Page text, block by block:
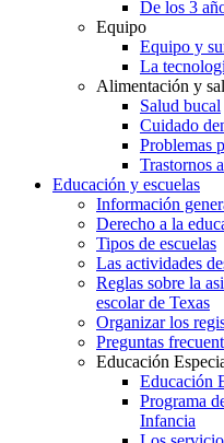
De los 3
Equipo
Equipo y
La
Alimentación y
Salud bucal
Cuidado
Problemas
Trastornos
Educación y escuelas
Información
Derecho a la
Tipos de escuelas
Las actividades
Reglas sobre la
escolar de Texas
Organizar los
Preguntas
Educación
Educación
Programa
Infancia